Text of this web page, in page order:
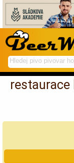
hledej
na
BeerWeb
spustí
hledání
restaurace